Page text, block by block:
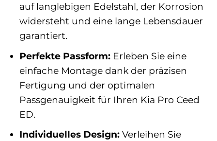
auf langlebigen Edelstahl, der Korrosion
widersteht und eine lange Lebensdauer
garantiert.
Perfekte Passform:Erleben Sie eine
einfache Montage dank der präzisen
Fertigung und der optimalen
Passgenauigkeit für Ihren Kia Pro Ceed
ED.
Individuelles Design:Verleihen Sie